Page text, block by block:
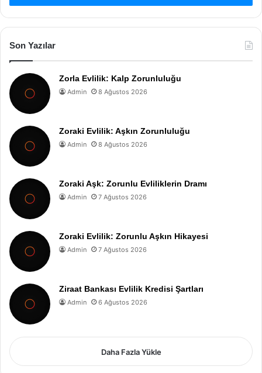
Son Yazılar
Zorla Evlilik: Kalp Zorunluluğu
Admin 8 Ağustos 2026
Zoraki Evlilik: Aşkın Zorunluluğu
Admin 8 Ağustos 2026
Zoraki Aşk: Zorunlu Evliliklerin Dramı
Admin 7 Ağustos 2026
Zoraki Evlilik: Zorunlu Aşkın Hikayesi
Admin 7 Ağustos 2026
Ziraat Bankası Evlilik Kredisi Şartları
Admin 6 Ağustos 2026
Daha Fazla Yükle